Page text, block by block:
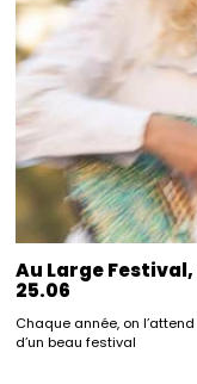
Au Large
25.06
Chaque année, on
d’un beau festival